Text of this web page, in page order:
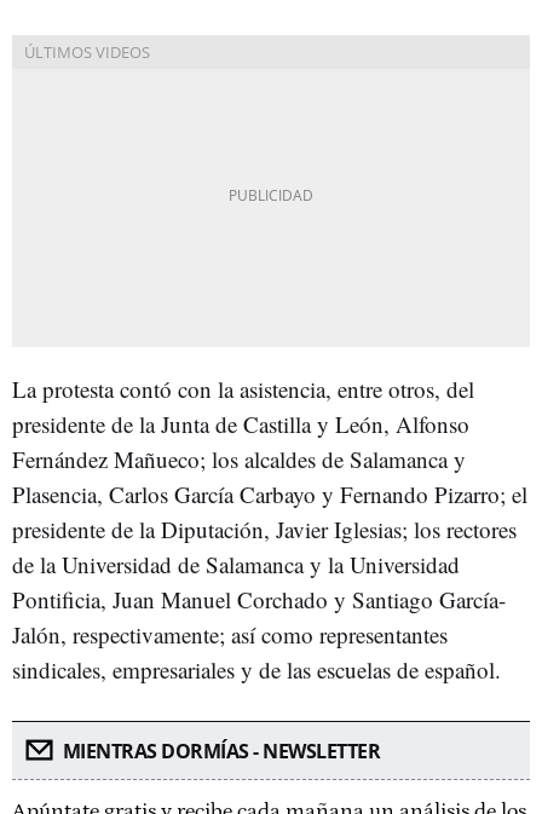
La protesta contó con la asistencia, entre otros, del
presidente de la Junta de Castilla y León, Alfonso
Fernández Mañueco; los alcaldes de Salamanca y
Plasencia, Carlos García Carbayo y Fernando Pizarro; el
presidente de la Diputación, Javier Iglesias; los rectores
de la Universidad de Salamanca y la Universidad
Pontificia, Juan Manuel Corchado y Santiago García-
Jalón, respectivamente; así como representantes
sindicales, empresariales y de las escuelas de español.
MIENTRAS DORMÍAS - NEWSLETTER